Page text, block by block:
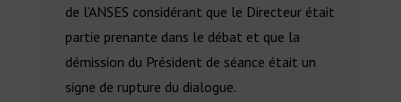
de l’ANSES considérant que le Directeur était
partie prenante dans le débat et que la
démission du Président de séance était un
signe de rupture du dialogue.